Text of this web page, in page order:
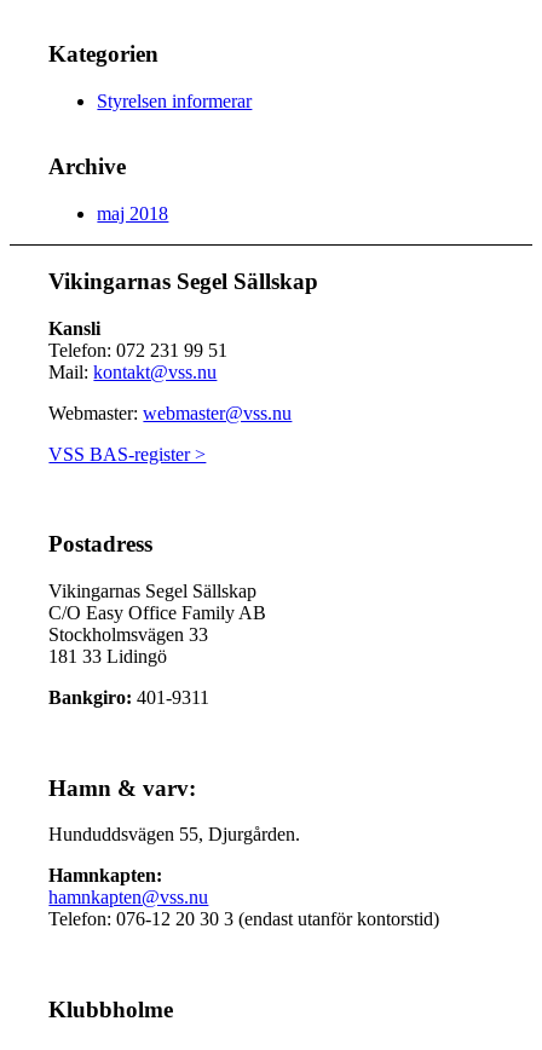
Kategorien
Styrelsen informerar
Archive
maj 2018
Vikingarnas Segel Sällskap
Kansli
Telefon: 072 231 99 51
Mail:kontakt@vss.nu
Webmaster:webmaster@vss.nu
VSS BAS-register >
Postadress
Vikingarnas Segel Sällskap
C/O Easy Office Family AB
Stockholmsvägen 33
181 33 Lidingö
Bankgiro:401-9311
Hamn & varv:
Hunduddsvägen 55, Djurgården.
Hamnkapten:
hamnkapten@vss.nu
Telefon: 076-12 20 30 3 (endast utanför kontorstid)
Klubbholme